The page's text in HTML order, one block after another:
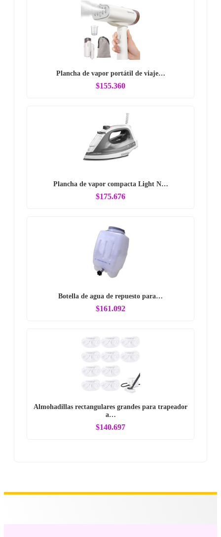
Plancha de vapor portátil de viaje…
$155.360
Plancha de vapor compacta Light N…
$175.676
Botella de agua de repuesto para…
$161.092
Almohadillas rectangulares grandes para trapeador
a…
$140.697